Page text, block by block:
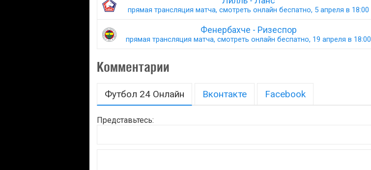
прямая трансляция матча, смотреть онлайн беспатно, 5 апреля в 18:00
Фенербахче - Ризеспор
прямая трансляция матча, смотреть онлайн беспатно, 19 апреля в 18:00
Комментарии
Футбол 24 Онлайн Вконтакте Facebook
Представьтесь: